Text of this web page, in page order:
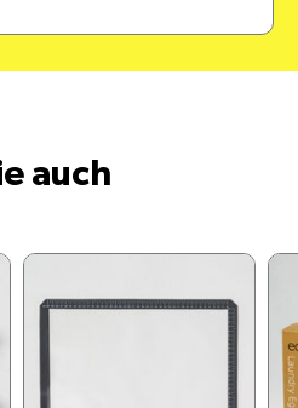
auch